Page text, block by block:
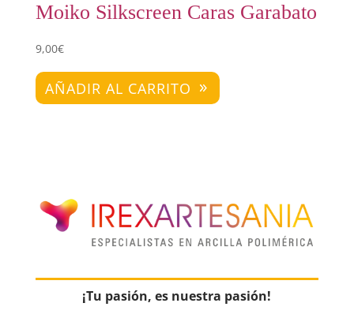
Moiko Silkscreen Caras Garabato
9,00€
AÑADIR AL CARRITO
¡Tu pasión, es nuestra pasión!